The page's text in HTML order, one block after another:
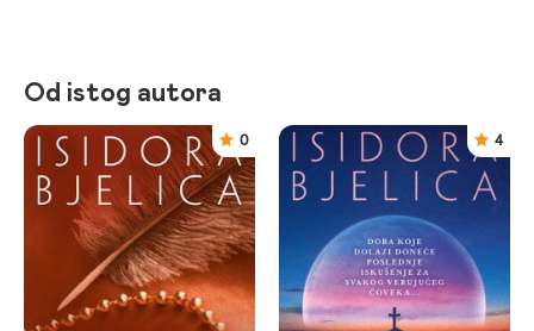
Od istog autora
0
4